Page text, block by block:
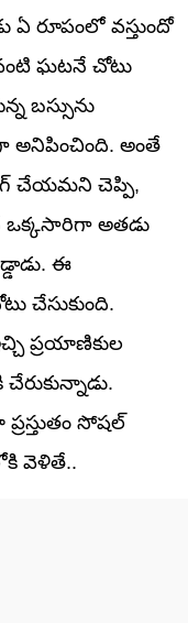
ఏ రూపంలో వస్తుందో
ఘటనే చోటు
బస్సును
అనిపించింది. అంతే
చేయమని చెప్పి,
ఒక్కసారిగా అతడు
ఈ
చేసుకుంది.
ప్రయాణికుల
సోషల్
వెళితే..